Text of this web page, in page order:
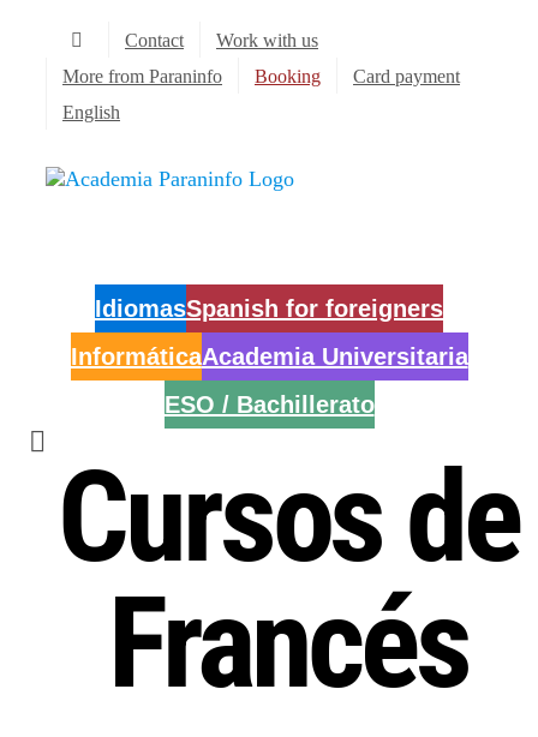
content
Contact
Work with us
More from Paraninfo
Booking
Card payment
English
IdiomasSpanish for foreigners
InformáticaAcademia Universitaria
ESO / Bachillerato
Cursos de
Francés